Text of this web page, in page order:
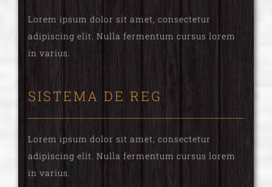
Lorem ipsum dolor sit amet, consectetur
adipiscing elit. Nulla fermentum cursus lorem
in varius.
SISTEMA DE REG
Lorem ipsum dolor sit amet, consectetur
adipiscing elit. Nulla fermentum cursus lorem
in varius.